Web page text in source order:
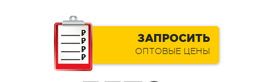
ЗАПРОСИТЬ
ОПТОВЫЕ ЦЕНЫ